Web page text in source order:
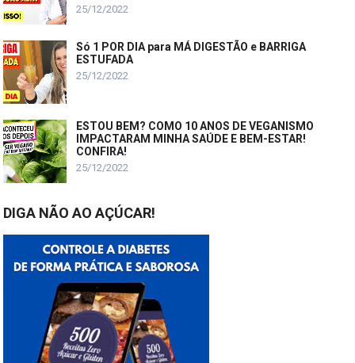
25/12/2022
Só 1 POR DIA para MÁ DIGESTÃO e BARRIGA
ESTUFADA
25/12/2022
ESTOU BEM? COMO 10 ANOS DE VEGANISMO
IMPACTARAM MINHA SAÚDE E BEM-ESTAR!
CONFIRA!
25/12/2022
DIGA NÃO AO AÇÚCAR!